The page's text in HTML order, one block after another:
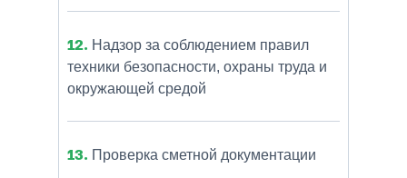
12. Надзор за соблюдением правил
техники безопасности, охраны труда и
окружающей средой
13. Проверка сметной документации